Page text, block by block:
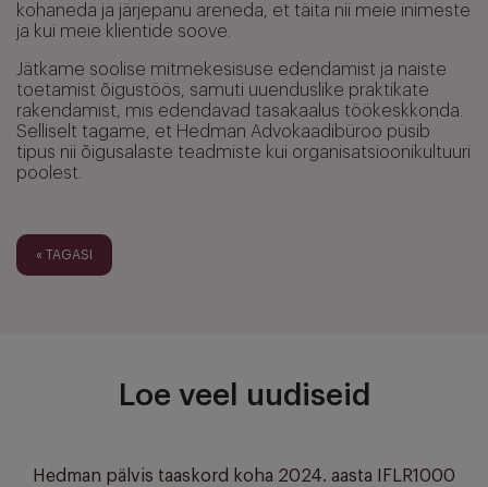
kohaneda ja järjepanu areneda, et täita nii meie inimeste
ja kui meie klientide soove.
Jätkame soolise mitmekesisuse edendamist ja naiste
toetamist õigustöös, samuti uuenduslike praktikate
rakendamist, mis edendavad tasakaalus töökeskkonda.
Selliselt tagame, et Hedman Advokaadibüroo püsib
tipus nii õigusalaste teadmiste kui organisatsioonikultuuri
poolest.
« TAGASI
Loe veel uudiseid
Hedman pälvis taaskord koha 2024. aasta IFLR1000